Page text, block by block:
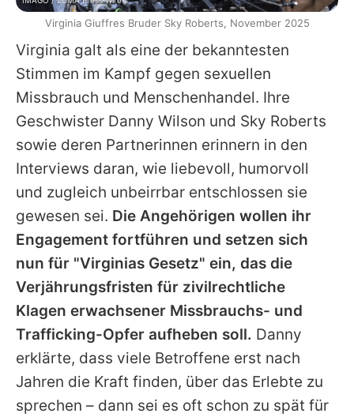
Virginia galt als eine der bekanntesten
Stimmen im Kampf gegen sexuellen
Missbrauch und Menschenhandel. Ihre
Geschwister Danny Wilson und Sky Roberts
sowie deren Partnerinnen erinnern in den
Interviews daran, wie liebevoll, humorvoll
und zugleich unbeirrbar entschlossen sie
gewesen sei. Die Angehörigen wollen ihr
Engagement fortführen und setzen sich
nun für "Virginias Gesetz" ein, das die
Verjährungsfristen für zivilrechtliche
Klagen erwachsener Missbrauchs- und
Trafficking-Opfer aufheben soll. Danny
erklärte, dass viele Betroffene erst nach
Jahren die Kraft finden, über das Erlebte zu
sprechen – dann sei es oft schon zu spät für
Virginia Giuffres Bruder Sky Roberts, November 2025